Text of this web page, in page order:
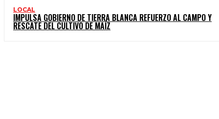
LOCAL
IMPULSA GOBIERNO DE TIERRA BLANCA REFUERZO AL CAMPO Y
RESCATE DEL CULTIVO DE MAÍZ